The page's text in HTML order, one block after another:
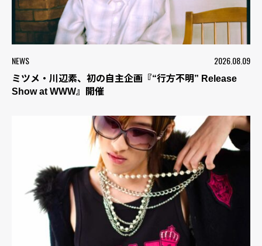
NEWS 2026.08.09
ミツメ・川辺素、初の自主企画『“行方不明” Release
Show at WWW』開催